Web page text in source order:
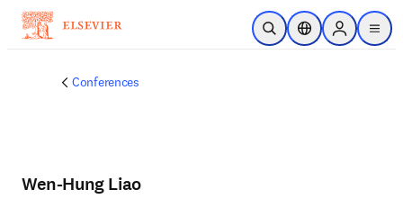
メインのコンテンツにスキップ
検索を開くロケーションセレ
Sign in to
menu
Conferences
Wen-Hung Liao